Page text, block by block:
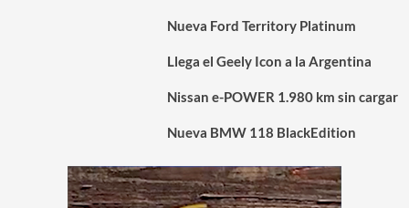
Nueva Ford Territory Platinum
Llega el Geely Icon a la Argentina
Nissan e-POWER 1.980 km sin cargar
Nueva BMW 118 BlackEdition